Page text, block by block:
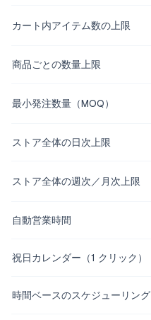
カート内アイテム数の上限
商品ごとの数量上限
最小発注数量（MOQ）
ストア全体の日次上限
ストア全体の週次／月次上限
自動営業時間
祝日カレンダー（1 クリック）
時間ベースのスケジューリング